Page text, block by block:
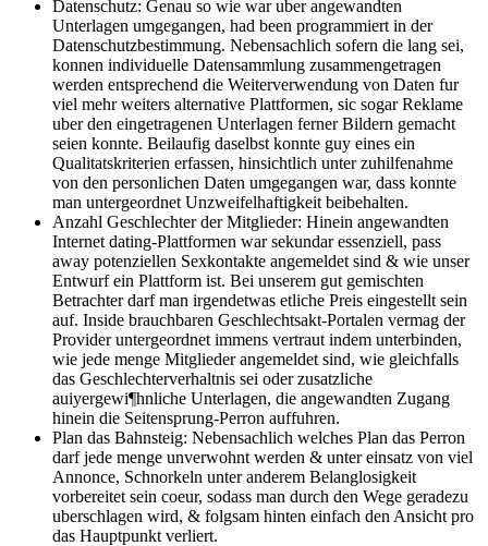
Datenschutz: Genau so wie war uber angewandten
Unterlagen umgegangen, had been programmiert in der
Datenschutzbestimmung. Nebensachlich sofern die lang sei,
konnen individuelle Datensammlung zusammengetragen
werden entsprechend die Weiterverwendung von Daten fur
viel mehr weiters alternative Plattformen, sic sogar Reklame
uber den eingetragenen Unterlagen ferner Bildern gemacht
seien konnte. Beilaufig daselbst konnte guy eines ein
Qualitatskriterien erfassen, hinsichtlich unter zuhilfenahme
von den personlichen Daten umgegangen war, dass konnte
man untergeordnet Unzweifelhaftigkeit beibehalten.
Anzahl Geschlechter der Mitglieder: Hinein angewandten
Internet dating-Plattformen war sekundar essenziell, pass
away potenziellen Sexkontakte angemeldet sind & wie unser
Entwurf ein Plattform ist. Bei unserem gut gemischten
Betrachter darf man irgendetwas etliche Preis eingestellt sein
auf. Inside brauchbaren Geschlechtsakt-Portalen vermag der
Provider untergeordnet immens vertraut indem unterbinden,
wie jede menge Mitglieder angemeldet sind, wie gleichfalls
das Geschlechterverhaltnis sei oder zusatzliche
auiyergewi¶hnliche Unterlagen, die angewandten Zugang
hinein die Seitensprung-Perron auffuhren.
Plan das Bahnsteig: Nebensachlich welches Plan das Perron
darf jede menge unverwohnt werden & unter einsatz von viel
Annonce, Schnorkeln unter anderem Belanglosigkeit
vorbereitet sein coeur, sodass man durch den Wege geradezu
uberschlagen wird, & folgsam hinten einfach den Ansicht pro
das Hauptpunkt verliert.